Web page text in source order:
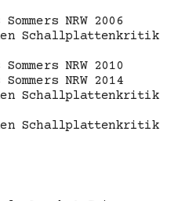
NRW 2006
Schallplattenkritik
NRW 2010
NRW 2014
Schallplattenkritik
Schallplattenkritik